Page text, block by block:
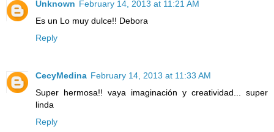
Unknown February 14, 2013 at 11:21 AM
Es un Lo muy dulce!! Debora
Reply
CecyMedina February 14, 2013 at 11:33 AM
Super hermosa!! vaya imaginación y creatividad... super
linda
Reply